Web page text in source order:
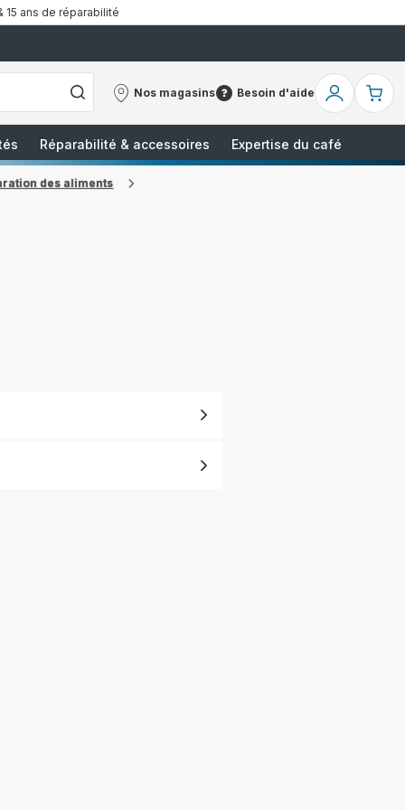
15 ans de réparabilité
Nos magasins
Nos
Besoin d'aide
Besoin
Mon
Réparabilité & accessoires Expertise du café
des aliments